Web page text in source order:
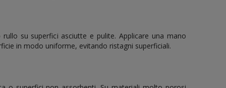
su superfici asciutte e pulite. Applicare una mano
in modo uniforme, evitando ristagni superficiali.